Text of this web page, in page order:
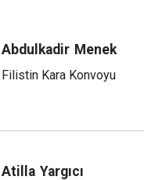
Abdulkadir Menek
Filistin Kara Konvoyu
Atilla Yargıcı